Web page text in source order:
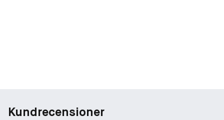
Kundrecensioner